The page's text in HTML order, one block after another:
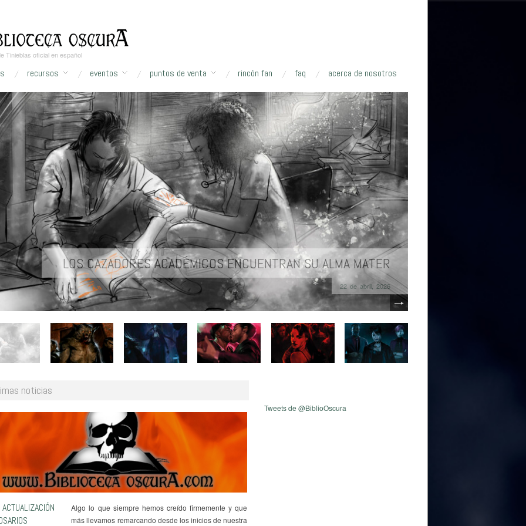
Tinieblas oficial en español
recursos eventos puntos de venta rincón fan faq acerca de nosotros
ALGO HUELE A PODRIDO EN ESTA CRÓNICA PARA HOMBRE LOBO
5 de marzo, 2026
Home
noticias
Algo lo que siempre hemos creído firmemente y que
más llevamos remarcando desde los inicios de nuestra
Tweets de @BiblioOscura